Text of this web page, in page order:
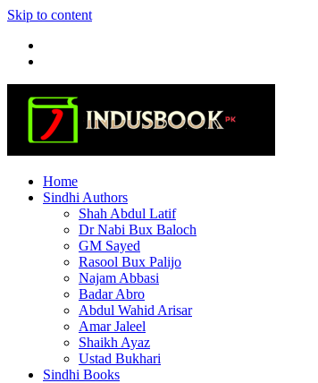
Skip to content
Home
Sindhi Authors
Shah Abdul Latif
Dr Nabi Bux Baloch
GM Sayed
Rasool Bux Palijo
Najam Abbasi
Badar Abro
Abdul Wahid Arisar
Amar Jaleel
Shaikh Ayaz
Ustad Bukhari
Sindhi Books